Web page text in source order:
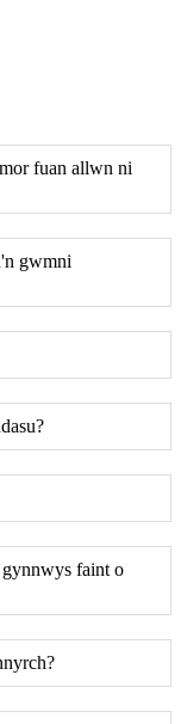
fuan allwn ni
gwmni
faint o